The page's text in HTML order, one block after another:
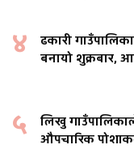
४
ढकारी
बनायो शुक्रबार,
५
लिखु
औपचारिक